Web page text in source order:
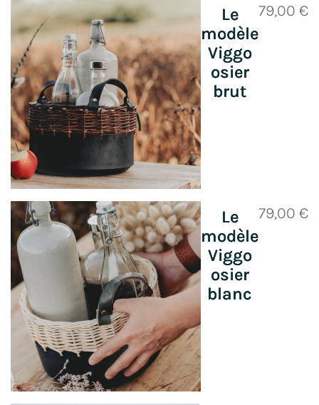
Le
modèle
Viggo
osier
brut
79,00 €
Le
modèle
Viggo
osier
blanc
79,00 €